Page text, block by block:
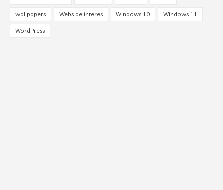
wallpapers Webs de interes Windows 10 Windows 11
WordPress